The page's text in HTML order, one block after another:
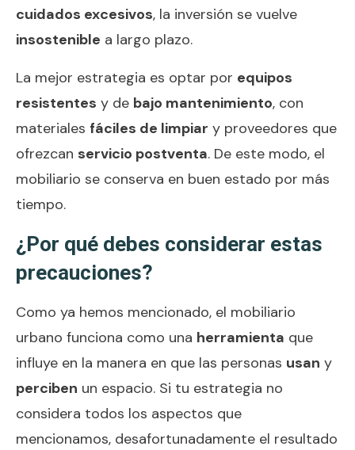
cuidados excesivos, la inversión se vuelve
insostenible a largo plazo.
La mejor estrategia es optar por equipos
resistentes y de bajo mantenimiento, con
materiales fáciles de limpiar y proveedores que
ofrezcan servicio postventa. De este modo, el
mobiliario se conserva en buen estado por más
tiempo.
¿Por qué debes considerar estas
precauciones?
Como ya hemos mencionado, el mobiliario
urbano funciona como una herramienta que
influye en la manera en que las personas usan y
perciben un espacio. Si tu estrategia no
considera todos los aspectos que
mencionamos, desafortunadamente el resultado